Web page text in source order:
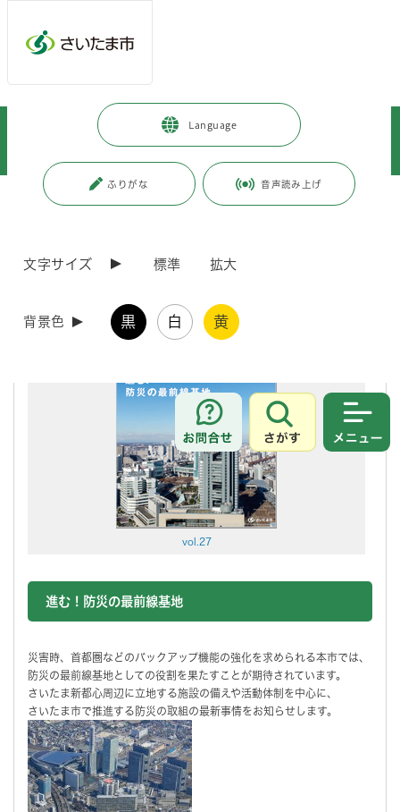
Language
ふりがな 音声読み上げ
文字サイズ 標準 拡大
背景色 黒 白 黄
お問合せ
さがす
暮らし・手続き > まちづくり・交通
都市局まちづくり広報誌「korekara」WEBサイト
各号の紹介
更新日付：2021年3月5日 / ページ番号：C057141
vol.27
進む！防災の最前線基地
災害時、首都圏などのバックアップ機能の強化を求められる本市では、
防災の最前線基地としての役割を果たすことが期待されています。
さいたま新都心周辺に立地する施設の備えや活動体制を中心に、
さいたま市で推進する防災の取組の最新事情をお知らせします。